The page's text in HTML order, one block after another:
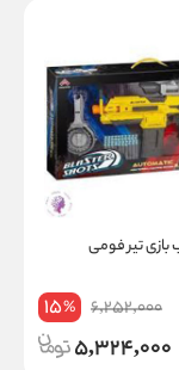
بازی تیر فومی
6,252,000
15%
5,324,000